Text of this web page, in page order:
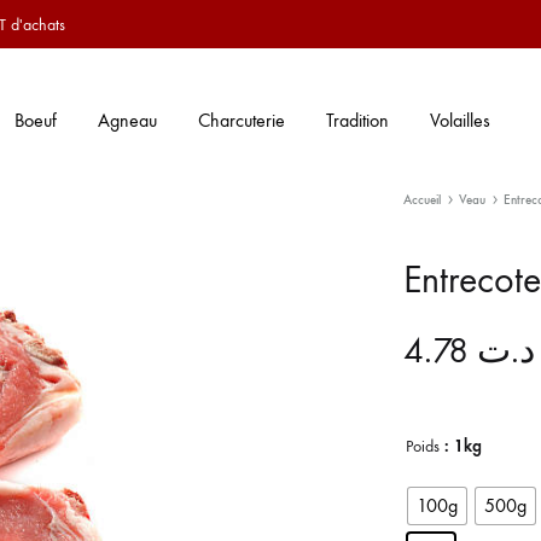
d'achats
Boeuf Agneau Charcuterie Tradition Volailles
Accueil Veau
Entrecote
د.ت
Poids : 1kg
100g
500g